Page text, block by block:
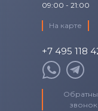
09:00 - 21:00
На карте
+7 495 118
звонок